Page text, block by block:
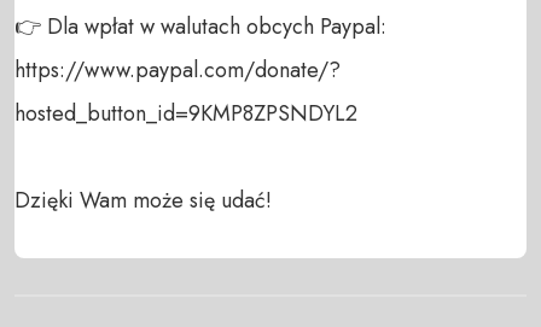
👉 Dla wpłat w walutach obcych Paypal:
https://www.paypal.com/donate/?
hosted_button_id=9KMP8ZPSNDYL2
Dzięki Wam może się udać!